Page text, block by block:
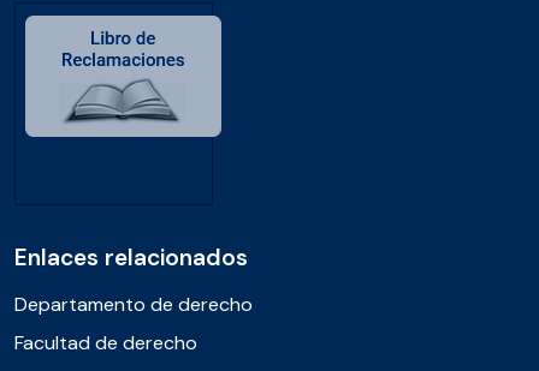
Enlaces relacionados
Departamento de derecho
Facultad de derecho